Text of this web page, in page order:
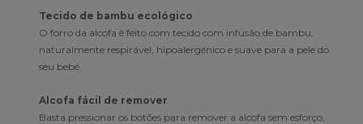
Tecido de bambu ecológico
O forro da alcofa é feito com tecido com infusão de bambu,
naturalmente respirável, hipoalergénico e suave para a pele do
seu bebé.
Alcofa fácil de remover
Basta pressionar os botões para remover a alcofa sem esforço,